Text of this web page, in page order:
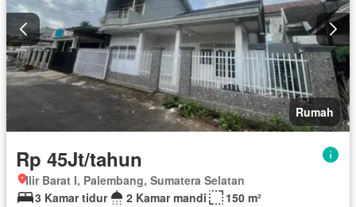
Rumah
Rp 45Jt/tahun
Ilir Barat I, Palembang, Sumatera Selatan
3 Kamar tidur
2 Kamar mandi
150 m²